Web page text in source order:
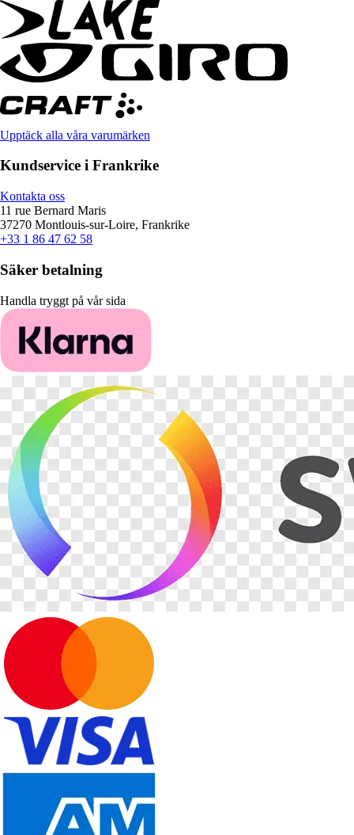
Upptäck alla våra varumärken
Kundservice i Frankrike
Kontakta oss
11 rue Bernard Maris
37270 Montlouis-sur-Loire, Frankrike
+33 1 86 47 62 58
Säker betalning
Handla tryggt på vår sida